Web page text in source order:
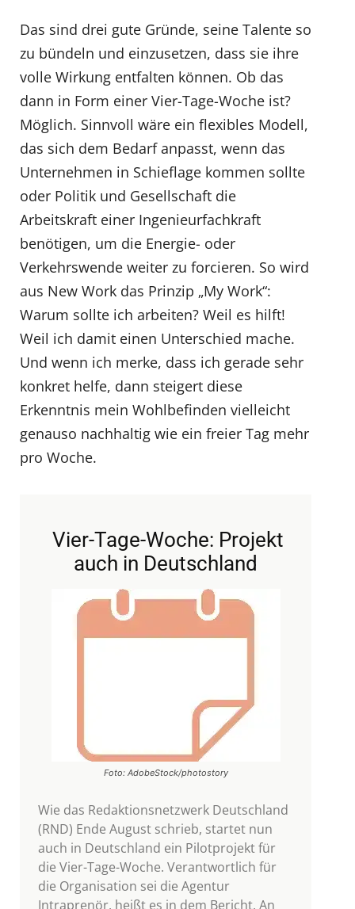
Das sind drei gute Gründe, seine Talente so
zu bündeln und einzusetzen, dass sie ihre
volle Wirkung entfalten können. Ob das
dann in Form einer Vier-Tage-Woche ist?
Möglich. Sinnvoll wäre ein flexibles Modell,
das sich dem Bedarf anpasst, wenn das
Unternehmen in Schieflage kommen sollte
oder Politik und Gesellschaft die
Arbeitskraft einer Ingenieurfachkraft
benötigen, um die Energie- oder
Verkehrswende weiter zu forcieren. So wird
aus New Work das Prinzip „My Work“:
Warum sollte ich arbeiten? Weil es hilft!
Weil ich damit einen Unterschied mache.
Und wenn ich merke, dass ich gerade sehr
konkret helfe, dann steigert diese
Erkenntnis mein Wohlbefinden vielleicht
genauso nachhaltig wie ein freier Tag mehr
pro Woche.
Vier-Tage-Woche: Projekt
auch in Deutschland
Foto: AdobeStock/photostory
Wie das Redaktionsnetzwerk Deutschland
(RND) Ende August schrieb, startet nun
auch in Deutschland ein Pilotprojekt für
die Vier-Tage-Woche. Verantwortlich für
die Organisation sei die Agentur
Intraprenör, heißt es in dem Bericht. An